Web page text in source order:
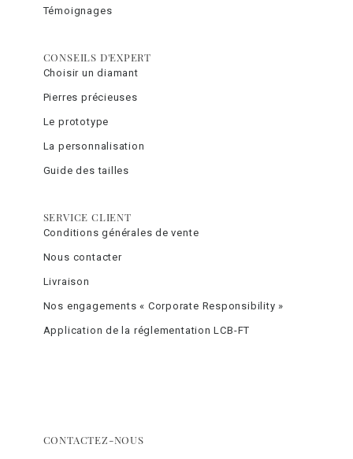
Témoignages
CONSEILS D'EXPERT
Choisir un diamant
Pierres précieuses
Le prototype
La personnalisation
Guide des tailles
SERVICE CLIENT
Conditions générales de vente
Nous contacter
Livraison
Nos engagements « Corporate Responsibility »
Application de la réglementation LCB-FT
CONTACTEZ-NOUS